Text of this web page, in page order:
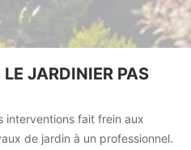
JARDINIER PAS
interventions fait frein aux
de jardin à un professionnel.